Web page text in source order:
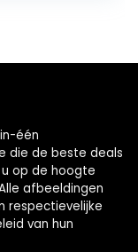
één
die de beste deals
op de hoogte
afbeeldingen
respectievelijke
van hun